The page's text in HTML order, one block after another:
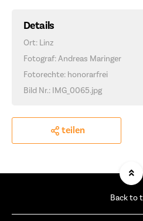
Details
Ort: Linz
Fotograf: Andreas Maringer
Fotorechte: honorarfrei
Bild Nr.: IMG_0065.jpg
teilen
Back to